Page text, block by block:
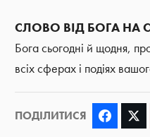
СЛОВО ВІД БОГА НА
Бога сьогодні й щодня,
всіх сферах і подіях
ПОДІЛИТИСЯ Facebook